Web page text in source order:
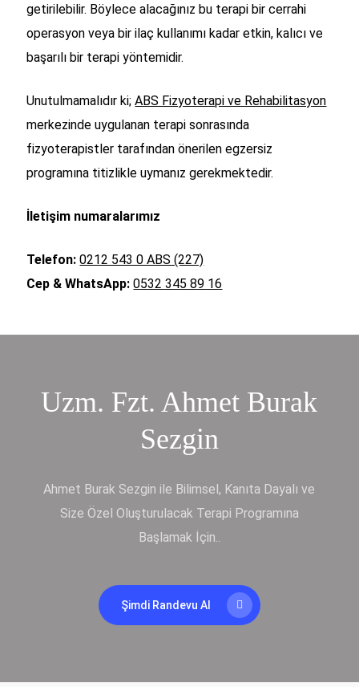
getirilebilir. Böylece alacağınız bu terapi bir cerrahi
operasyon veya bir ilaç kullanımı kadar etkin, kalıcı ve
başarılı bir terapi yöntemidir.
Unutulmamalıdır ki;ABS Fizyoterapi ve Rehabilitasyon
merkezinde uygulanan terapi sonrasında
fizyoterapistler tarafından önerilen egzersiz
programına titizlikle uymanız gerekmektedir.
İletişim numaralarımız
Telefon: 0212 543 0 ABS (227)
Cep & WhatsApp: 0532 345 89 16
Uzm. Fzt. Ahmet Burak
Sezgin
Ahmet Burak Sezgin ile Bilimsel, Kanıta Dayalı ve
Size Özel Oluşturulacak Terapi Programına
Başlamak İçin..
Şimdi Randevu Al